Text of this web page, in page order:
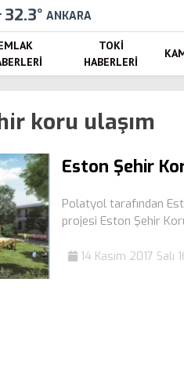
32.3° ANKARA
TOKI
HABERLERI
koru ulaşım
Eston Şehir
Polatyol tarafından
projesi Eston Şehir
14 Kasım 2017 Salı